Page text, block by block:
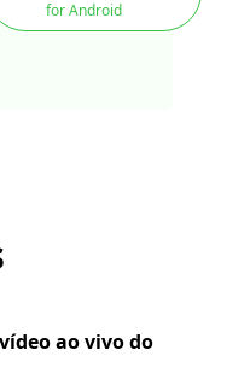
for Android
ao vivo do